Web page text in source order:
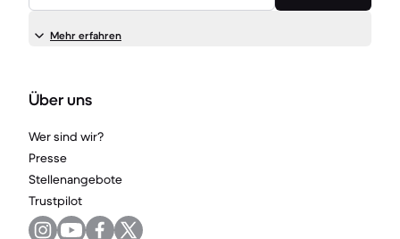
Mehr erfahren
Über uns
Wer sind wir?
Presse
Stellenangebote
Trustpilot